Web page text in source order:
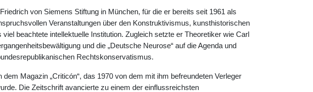
von Siemens Stiftung in München, für die er bereits seit 1961 als
Veranstaltungen über den Konstruktivismus, kunsthistorischen
beachtete intellektuelle Institution. Zugleich setzte er Theoretiker wie Carl
und die „Deutsche Neurose“ auf die Agenda und
Rechtskonservatismus.
Magazin „Criticón“, das 1970 von dem mit ihm befreundeten Verleger
Die Zeitschrift avancierte zu einem der einflussreichsten